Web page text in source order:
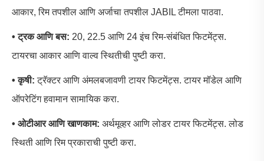
आकार, रिम तपशील आणि अर्जाचा तपशील JABIL टीमला पाठवा.
• ट्रक आणि बस: 20, 22.5 आणि 24 इंच रिम-संबंधित फिटमेंट्स.
टायरचा आकार आणि वाल्व स्थितीची पुष्टी करा.
• कृषी: ट्रॅक्टर आणि अंमलबजावणी टायर फिटमेंट्स. टायर मॉडेल आणि
ऑपरेटिंग हवामान सामायिक करा.
• ओटीआर आणि खाणकाम: अर्थमूव्हर आणि लोडर टायर फिटमेंट्स. लोड
स्थिती आणि रिम प्रकाराची पुष्टी करा.